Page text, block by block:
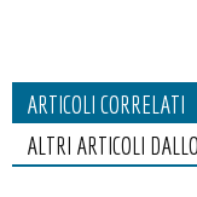
ARTICOLI CORRELATI
ALTRI ARTICOLI